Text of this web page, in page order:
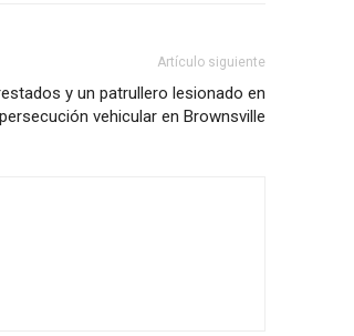
Artículo siguiente
y un patrullero lesionado en
persecución vehicular en Brownsville